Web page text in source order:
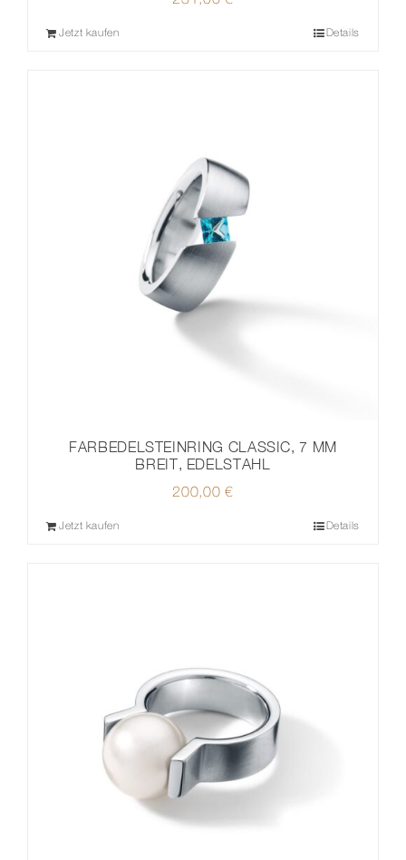
Jetzt kaufen Details
FARBEDELSTEINRING CLASSIC, 7 MM
BREIT, EDELSTAHL
200,00 €
Jetzt kaufen Details